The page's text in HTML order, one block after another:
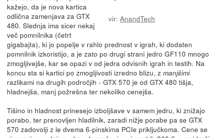
vir: AnandTech
kažejo, da je nova kartica
odlična zamenjava za GTX
480. Slednja ima sicer nekaj
več pomnilnika (četrt
gigabajta), ki jo popelje v rahlo prednost v igrah, ki dodaten
pomnilnik izkoristijo, a je zato po drugi strani jedro GF110 mnogo
zmogljivejše, kar se opazi v od jedra odvisnih igrah in testih. Na
koncu sta si kartici po zmogljivosti izredno blizu, z manjšimi
razlikami na drugih področjih - GTX 570 je od GTX 480 tišja,
hladnejša, manj požrešna ter nekoliko cenejša.
Tišino in hladnost prinesejo izboljšave v samem jedru, ki znižajo
porabo, ter prenovljen hladilnik, zaradi nižje porabe pa se GTX
570 zadovolji z le dvema 6-pinskima PCIe priključkoma. Cene se